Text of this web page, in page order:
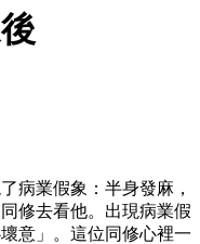
病業假象：半身發麻，
修去看他。出現病業假
意」。這位同修心裡一